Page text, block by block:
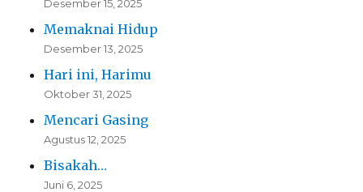
Desember 15, 2025
Memaknai Hidup
Desember 13, 2025
Hari ini, Harimu
Oktober 31, 2025
Mencari Gasing
Agustus 12, 2025
Bisakah…
Juni 6, 2025